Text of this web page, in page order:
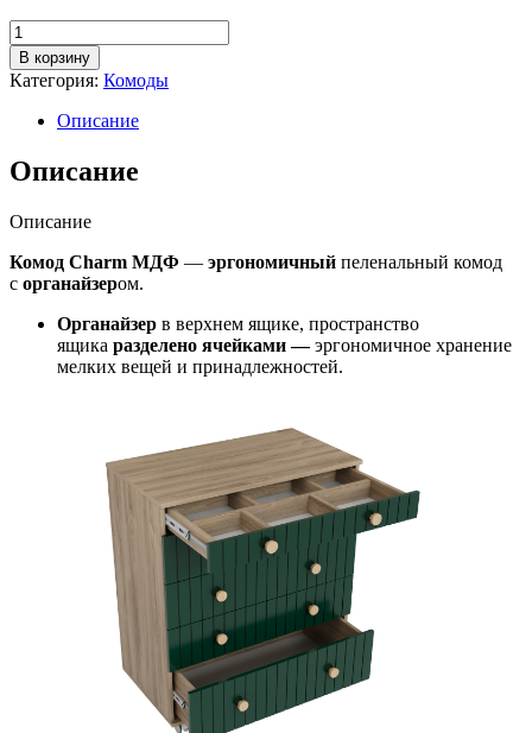
составляла
14,600.00 ₽.
Количество
товара
НОВИНКА
КОМОД
CHARM
МДФ,
белый/
дуб
В корзину
Категория: Комоды
Описание
Описание
Описание
Комод Charm МДФ — эргономичный пеленальный комод
с органайзером.
Органайзер в верхнем ящике, пространство
ящика разделено ячейками —эргономичное хранение
мелких вещей и принадлежностей.